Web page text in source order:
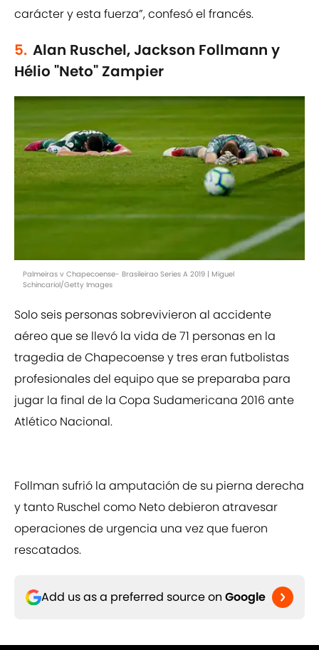
carácter y esta fuerza”, confesó el francés.
5. Alan Ruschel, Jackson Follmann y
Hélio "Neto" Zampier
Palmeiras v Chapecoense- Brasileirao Series A 2019 | Miguel
Schincariol/Getty Images
Solo seis personas sobrevivieron al accidente
aéreo que se llevó la vida de 71 personas en la
tragedia de Chapecoense y tres eran futbolistas
profesionales del equipo que se preparaba para
jugar la final de la Copa Sudamericana 2016 ante
Atlético Nacional.
Follman sufrió la amputación de su pierna derecha
y tanto Ruschel como Neto debieron atravesar
operaciones de urgencia una vez que fueron
rescatados.
Add us as a preferred source on Google